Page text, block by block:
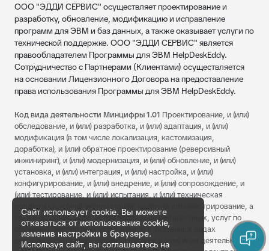
ООО "ЭДДИ СЕРВИС" осуществляет проектирование и
разработку, обновление, модификацию и исправление
программ для ЭВМ и баз данных, а также оказывает услуги по
технической поддержке. ООО "ЭДДИ СЕРВИС" является
правообладателем Программы для ЭВМ HelpDeskEddy.
Сотрудничество с Партнерами (Клиентами) осуществляется
на основании Лицензионного Договора на предоставление
права использования Программы для ЭВМ HelpDeskEddy.
Код вида деятельности Минцифры 1.01 Проектирование, и (или)
обследование, и (или) разработка, и (или) адаптация, и (или)
модификация (в том числе локализация, кастомизация,
доработка), и (или) обратное проектирование (реверсивный
инжиниринг), и (или) модернизация, и (или) обновление, и (или)
установка, и (или) интеграция, и (или) настройка, и (или)
конфигурирование, и (или) внедрение, и (или) сопровождение, и
(или) тестирование, и (или) испытания, и (или) техническая
поддержка, и (или) эксплуатация, включая администрирование, а
также оказание услуг (в том числе консультационных, услуг по
обучению, экспертных услуг и иных) в указанных видах
деятельности (далее - проектирование и (или) иная деятельность,
Сайт использует cookie. Вы можете
отказаться от использования cookie,
изменив настройки в браузере.
Используя сайт, вы соглашаетесь на